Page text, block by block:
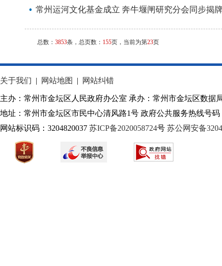
常州运河文化基金成立 奔牛堰闸研究分会同步揭
总数： 3853条，总页数： 155页，当前为第23页
关于我们 | 网站地图 | 网站纠错
主办：常州市金坛区人民政府办公室 承办：常州市金坛区数据
地址：常州市金坛区市民中心清风路1号 政府公共服务热线号码
网站标识码：3204820037 苏ICP备2020058724号 苏公网安备